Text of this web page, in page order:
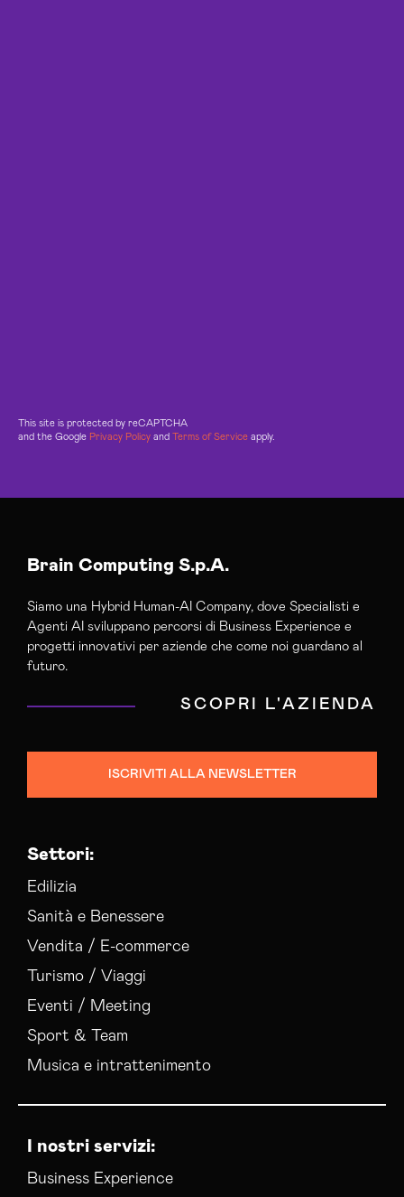
This site is protected by reCAPTCHA
and the Google Privacy Policy and Terms of Service apply.
Brain Computing S.p.A.
Siamo una Hybrid Human-AI Company, dove Specialisti e
Agenti AI sviluppano percorsi di Business Experience e
progetti innovativi per aziende che come noi guardano al
futuro.
SCOPRI L'AZIENDA
ISCRIVITI ALLA NEWSLETTER
Settori:
Edilizia
Sanità e Benessere
Vendita / E-commerce
Turismo / Viaggi
Eventi / Meeting
Sport & Team
Musica e intrattenimento
I nostri servizi:
Business Experience